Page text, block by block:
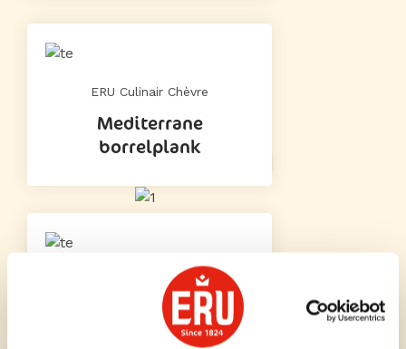
ERU Culinair Chèvre
Mediterrane
borrelplank
ERU Culinair Extra Aged
Klassieke hamkaas
omelet met gerijpte